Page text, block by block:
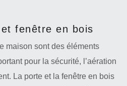
fenêtre en bois
maison sont des éléments
pour la sécurité, l’aération
La porte et la fenêtre en bois